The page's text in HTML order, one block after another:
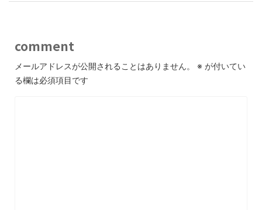
comment
メールアドレスが公開されることはありません。 ※ が付いてい
る欄は必須項目です